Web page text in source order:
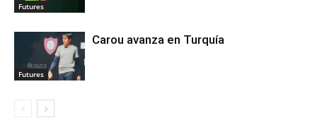
Futures
Futures
Carou avanza en Turquía